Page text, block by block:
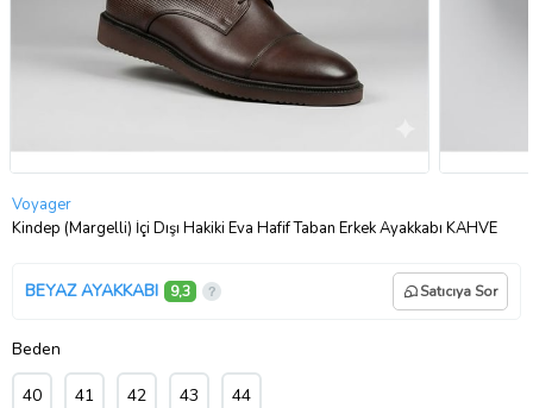
Voyager
Kindep (Margelli) İçi Dışı Hakiki Eva Hafif Taban Erkek Ayakkabı KAHVE
BEYAZ AYAKKABI 9,3 Satıcıya Sor
Beden
40 41 42 43 44